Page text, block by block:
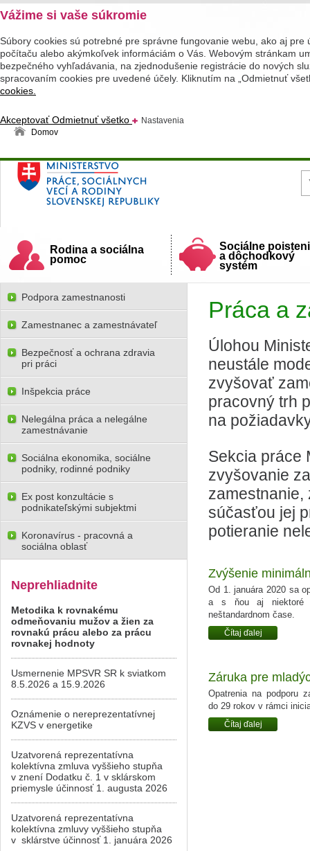
Vážime si vaše súkromie
Súbory cookies sú potrebné pre správne fungovanie webu, ako aj
počítaču alebo akýmkoľvek informáciám o Vás. Webovým stránkam
bezpečného vyhľadávania, na zjednodušenie registrácie do nových
spracovaním cookies pre uvedené účely. Kliknutím na „Odmietnuť
cookies.
AkceptovaťOdmietnuť všetko
Nastavenia
Domov
Ministerstvo práce, sociálnych vecí a rodiny
Slovenskej republiky
Rodina a sociálna
pomoc
Sociálne
a dôchodkový
systém
Práca a
Úlohou
neustále
zvyšovať
pracovný trh
na
Sekcia práce
zvyšovanie
zamestnanie,
súčasťou jej
potieranie
Zvýšenie
Od 1. januára 2020 sa
a s ňou aj niektoré
neštandardnom čase.
Čítaj ďalej
Záruka pre
Opatrenia na podporu
do 29 rokov v rámci
Čítaj ďalej
Podpora zamestnanosti
Zamestnanec a zamestnávateľ
Bezpečnosť a ochrana zdravia
pri práci
Inšpekcia práce
Nelegálna práca a nelegálne
zamestnávanie
Sociálna ekonomika, sociálne
podniky, rodinné podniky
Ex post konzultácie s
podnikateľskými subjektmi
Koronavírus - pracovná a
sociálna oblasť
Neprehliadnite
Metodika k rovnakému
odmeňovaniu mužov a žien za
rovnakú prácu alebo za prácu
rovnakej hodnoty
Usmernenie MPSVR SR k sviatkom
8.5.2026 a 15.9.2026
Oznámenie o nereprezentatívnej
KZVS v energetike
Uzatvorená reprezentatívna
kolektívna zmluva vyššieho stupňa
v znení Dodatku č. 1 v sklárskom
priemysle účinnosť 1. augusta 2026
Uzatvorená reprezentatívna
kolektívna zmluvy vyššieho stupňa
v sklárstve účinnosť 1. januára 2026